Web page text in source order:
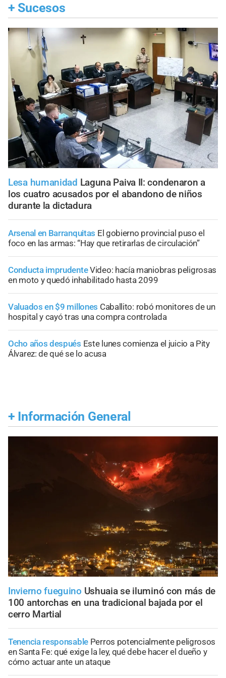
+ Sucesos
Lesa humanidad Laguna Paiva II: condenaron a
los cuatro acusados por el abandono de niños
durante la dictadura
Arsenal en Barranquitas El gobierno provincial puso el
foco en las armas: “Hay que retirarlas de circulación”
Conducta imprudenteVideo: hacía maniobras peligrosas
en moto y quedó inhabilitado hasta 2099
Valuados en $9 millones Caballito: robó monitores de un
hospital y cayó tras una compra controlada
Ocho años después Este lunes comienza el juicio a Pity
Álvarez: de qué se lo acusa
+ Información General
Invierno fueguino Ushuaia se iluminó con más de
100 antorchas en una tradicional bajada por el
cerro Martial
Tenencia responsable Perros potencialmente peligrosos
en Santa Fe: qué exige la ley, qué debe hacer el dueño y
cómo actuar ante un ataque